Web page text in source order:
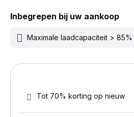
Inbegrepen bij uw aankoop
Maximale laadcapaciteit > 85%
Tot 70% korting op nieuw